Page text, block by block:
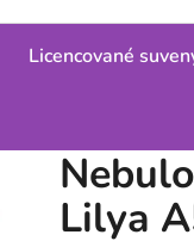
Licencované
Lilya